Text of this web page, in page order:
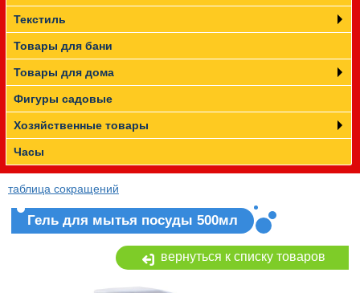
Текстиль
Товары для бани
Товары для дома
Фигуры садовые
Хозяйственные товары
Часы
таблица сокращений
Гель для мытья посуды 500мл
вернуться к списку товаров